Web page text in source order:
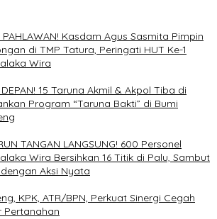
PAHLAWAN! Kasdam Agus Sasmita Pimpin
di TMP Tatura, Peringati HUT Ke-1
Wira
DEPAN! 15 Taruna Akmil & Akpol Tiba di
Program “Taruna Bakti” di Bumi
TANGAN LANGSUNG! 600 Personel
Wira Bersihkan 16 Titik di Palu, Sambut
Aksi Nyata
KPK, ATR/BPN, Perkuat Sinergi Cegah
Pertanahan